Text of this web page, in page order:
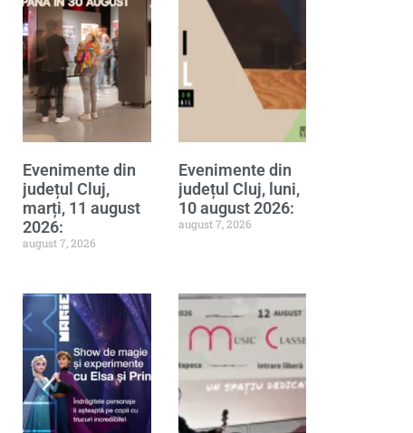
Evenimente din
județul Cluj,
marți, 11 august
2026:
august 7, 2026
Evenimente din
județul Cluj, luni,
10 august 2026:
august 7, 2026